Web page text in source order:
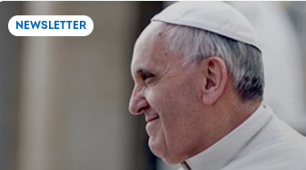
NEWSLETTER